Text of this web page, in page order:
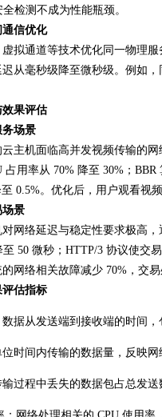
检测不成为性能瓶颈。
通信优化
拟通道等技术优化同一物理
从毫秒级降至微秒级。例如
果评估
务场景
主机面临高并发视频传输的
占用率从 70% 降至 30%；
0.5%。优化后，用户观看视
场景
网络延迟与稳定性要求极高
至 50 微秒；HTTP/3 协议使交
网络相关故障减少 70%，交易
评估指标
数据从发送端到接收端的时间
位时间内传输的数据量，反映网
输过程中丢失的数据包占总发送